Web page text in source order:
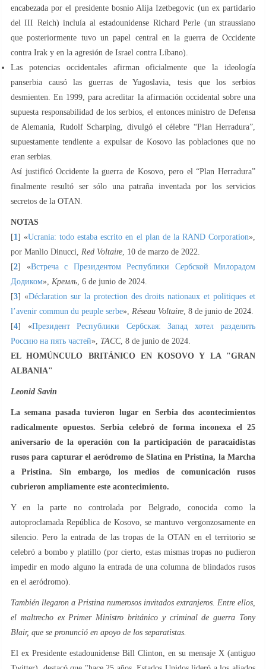
encabezada por el presidente bosnio Alija Izetbegovic (un ex partidario
del III Reich) incluía al estadounidense Richard Perle (un straussiano
que posteriormente tuvo un papel central en la guerra de Occidente
contra Irak y en la agresión de Israel contra Líbano).
Las potencias occidentales afirman oficialmente que la ideología
panserbia causó las guerras de Yugoslavia, tesis que los serbios
desmienten. En 1999, para acreditar la afirmación occidental sobre una
supuesta responsabilidad de los serbios, el entonces ministro de Defensa
de Alemania, Rudolf Scharping, divulgó el célebre “Plan Herradura”,
supuestamente tendiente a expulsar de Kosovo las poblaciones que no
eran serbias.
Así justificó Occidente la guerra de Kosovo, pero el “Plan Herradura”
finalmente resultó ser sólo una patraña inventada por los servicios
secretos de la OTAN.
NOTAS
[1 ] «Ucrania: todo estaba escrito en el plan de la ‎RAND Corporation»,
por Manlio Dinucci, Red Voltaire , 10 de marzo de 2022.
[2] «Встреча с Президентом Республики Сербской Милорадом
Додиком», Кремль , 6 de junio de 2024.
[3] «Déclaration sur la protection des droits nationaux et politiques et
l’avenir commun du peuple serbe», Réseau Voltaire , 8 de junio de 2024.
[4] «Президент Республики Сербская: Запад хотел разделить
Россию на пять частей», TACC, 8 de junio de 2024.
EL HOMÚNCULO BRITÁNICO EN KOSOVO Y LA "GRAN
ALBANIA"
Leonid Savin
La semana pasada tuvieron lugar en Serbia dos acontecimientos
radicalmente opuestos. Serbia celebró de forma inconexa el 25
aniversario de la operación con la participación de paracaidistas
rusos para capturar el aeródromo de Slatina en Pristina, la Marcha
a Pristina. Sin embargo, los medios de comunicación rusos
cubrieron ampliamente este acontecimiento.
Y en la parte no controlada por Belgrado, conocida como la
autoproclamada República de Kosovo, se mantuvo vergonzosamente en
silencio. Pero la entrada de las tropas de la OTAN en el territorio se
celebró a bombo y platillo (por cierto, estas mismas tropas no pudieron
impedir en modo alguno la entrada de una columna de blindados rusos
en el aeródromo).
También llegaron a Pristina numerosos invitados extranjeros. Entre ellos,
el maltrecho ex Primer Ministro británico y criminal de guerra Tony
Blair, que se pronunció en apoyo de los separatistas.
El ex Presidente estadounidense Bill Clinton, en su mensaje X (antiguo